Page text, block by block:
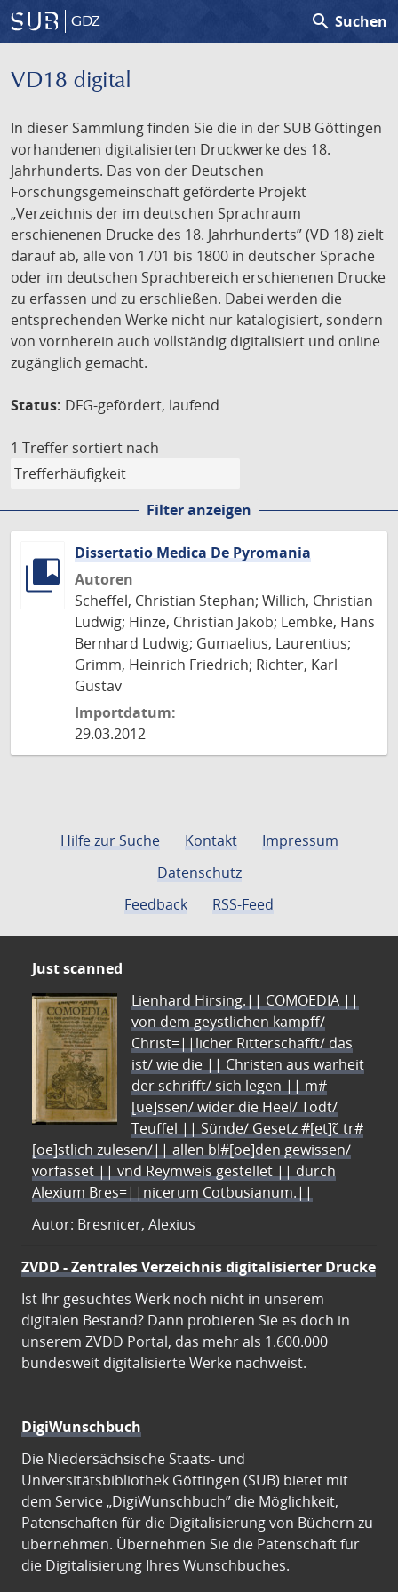
GDZ search Suchen
VD18 digital
In dieser Sammlung finden Sie die in der SUB Göttingen
vorhandenen digitalisierten Druckwerke des 18.
Jahrhunderts. Das von der Deutschen
Forschungsgemeinschaft geförderte Projekt
„Verzeichnis der im deutschen Sprachraum
erschienenen Drucke des 18. Jahrhunderts” (VD 18) zielt
darauf ab, alle von 1701 bis 1800 in deutscher Sprache
oder im deutschen Sprachbereich erschienenen Drucke
zu erfassen und zu erschließen. Dabei werden die
entsprechenden Werke nicht nur katalogisiert, sondern
von vornherein auch vollständig digitalisiert und online
zugänglich gemacht.
Status: DFG-gefördert, laufend
1 Treffer sortiert nach
Filter anzeigen
Dissertatio Medica De Pyromania
Autoren
Scheffel, Christian Stephan; Willich, Christian
Ludwig; Hinze, Christian Jakob; Lembke, Hans
Bernhard Ludwig; Gumaelius, Laurentius;
Grimm, Heinrich Friedrich; Richter, Karl
Gustav
Importdatum:
29.03.2012
Hilfe zur Suche Kontakt
Impressum
Datenschutz
Feedback
RSS-Feed
Just scanned
Lienhard Hirsing.|| COMOEDIA ||
von dem geystlichen kampff/
Christ=||licher Ritterschafft/ das
ist/ wie die || Christen aus warheit
der schrifft/ sich legen || m#
[ue]ssen/ wider die Heel/ Todt/
Teuffel || Sünde/ Gesetz #[et]c̃ tr#
[oe]stlich zulesen/|| allen bl#[oe]den gewissen/
vorfasset || vnd Reymweis gestellet || durch
Alexium Bres=||nicerum Cotbusianum.||
Autor: Bresnicer, Alexius
ZVDD - Zentrales Verzeichnis digitalisierter Drucke
Ist Ihr gesuchtes Werk noch nicht in unserem
digitalen Bestand? Dann probieren Sie es doch in
unserem ZVDD Portal, das mehr als 1.600.000
bundesweit digitalisierte Werke nachweist.
DigiWunschbuch
Die Niedersächsische Staats- und
Universitätsbibliothek Göttingen (SUB) bietet mit
dem Service „DigiWunschbuch” die Möglichkeit,
Patenschaften für die Digitalisierung von Büchern zu
übernehmen. Übernehmen Sie die Patenschaft für
die Digitalisierung Ihres Wunschbuches.